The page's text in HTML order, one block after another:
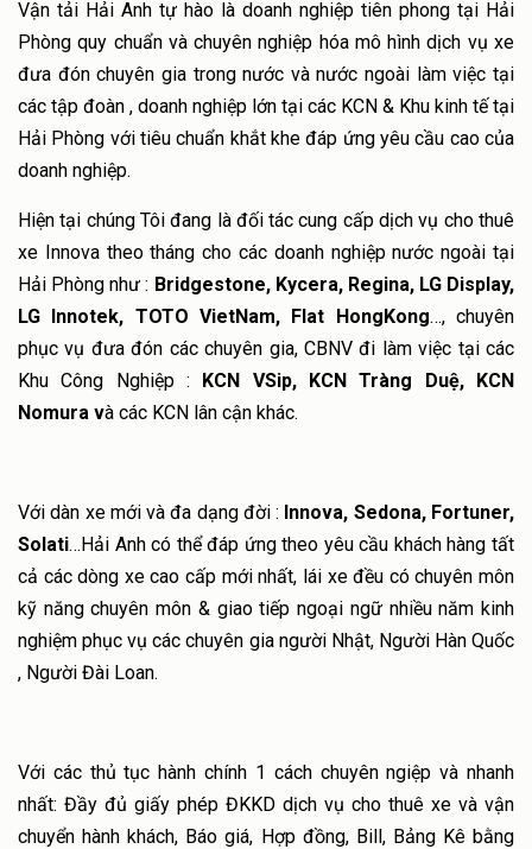
Cho thuê xe du lịch Hải Phòng và xe VIP
Báo giá dịch vụ xe đưa đón chuyên gia
Báo giá dịch vụ xe đưa đón công nhân viên
Báo giá dịch vụ cho thuê xe du lịch và xe VIP
TIN TỨC
Tin tức và sự kiện
Hoạt động doanh nghiệp
TUYỂN DỤNG
LIÊN HỆ
Vận tải Hải Anh tự hào là doanh nghiệp tiên phong tại Hải
Phòng quy chuẩn và chuyên nghiệp hóa mô hình dịch vụ xe
đưa đón chuyên gia trong nước và nước ngoài làm việc tại
các tập đoàn , doanh nghiệp lớn tại các KCN & Khu kinh tế tại
Hải Phòng với tiêu chuẩn khắt khe đáp ứng yêu cầu cao của
doanh nghiệp.
Hiện tại chúng Tôi đang là đối tác cung cấp dịch vụ cho thuê
xe Innova theo tháng cho các doanh nghiệp nước ngoài tại
Hải Phòng như : Bridgestone, Kycera, Regina, LG Display,
LG Innotek, TOTO VietNam, Flat HongKong…, chuyên
phục vụ đưa đón các chuyên gia, CBNV đi làm việc tại các
Khu Công Nghiệp : KCN VSip, KCN Tràng Duệ, KCN
Nomura và các KCN lân cận khác.
Với dàn xe mới và đa dạng đời : Innova, Sedona, Fortuner,
Solati…Hải Anh có thể đáp ứng theo yêu cầu khách hàng tất
cả các dòng xe cao cấp mới nhất, lái xe đều có chuyên môn
kỹ năng chuyên môn & giao tiếp ngoại ngữ nhiều năm kinh
nghiệm phục vụ các chuyên gia người Nhật, Người Hàn Quốc
, Người Đài Loan.
Với các thủ tục hành chính 1 cách chuyên ngiệp và nhanh
nhất: Đầy đủ giấy phép ĐKKD dịch vụ cho thuê xe và vận
chuyển hành khách, Báo giá, Hợp đồng, Bill, Bảng Kê bằng